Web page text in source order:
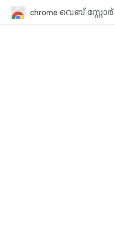
chrome വെബ് സ്റ്റോര്‍